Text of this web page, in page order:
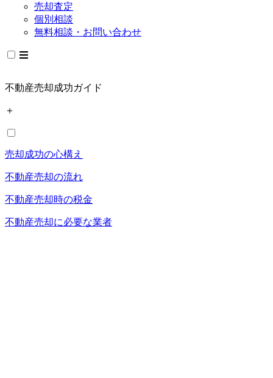
売却査定
個別相談
無料相談・お問い合わせ
不動産売却成功ガイド
＋
売却成功の心構え
不動産売却の流れ
不動産売却時の税金
不動産売却に必要な業者